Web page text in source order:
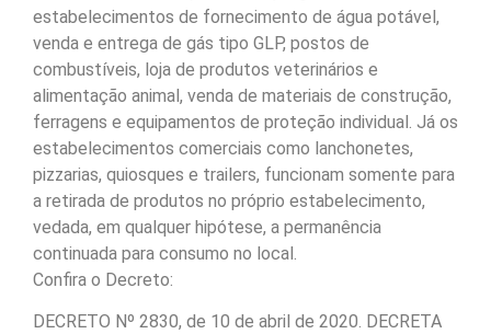
estabelecimentos de fornecimento de água potável,
venda e entrega de gás tipo GLP, postos de
combustíveis, loja de produtos veterinários e
alimentação animal, venda de materiais de construção,
ferragens e equipamentos de proteção individual. Já os
estabelecimentos comerciais como lanchonetes,
pizzarias, quiosques e trailers, funcionam somente para
a retirada de produtos no próprio estabelecimento,
vedada, em qualquer hipótese, a permanência
continuada para consumo no local.
Confira o Decreto:
DECRETO Nº 2830, de 10 de abril de 2020. DECRETA